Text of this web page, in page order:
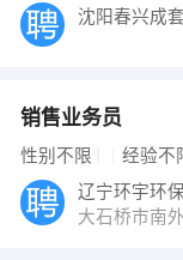
沈阳春兴成
销售业务员
性别不限 经验不
辽宁环宇环
大石桥市南